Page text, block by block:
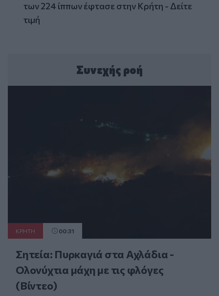
των 224 ίππων έφτασε στην Κρήτη - Δείτε
τιμή
Συνεχής ροή
ΚΡΗΤΗ 00:31
Σητεία: Πυρκαγιά στα Αχλάδια -
Ολονύχτια μάχη με τις φλόγες
(Βίντεο)